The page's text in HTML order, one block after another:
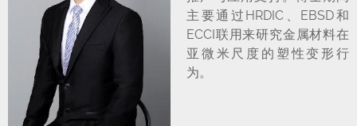
主要通过HRDIC、EBSD和
ECCI联用来研究金属材料在
亚微米尺度的塑性变形行
为。